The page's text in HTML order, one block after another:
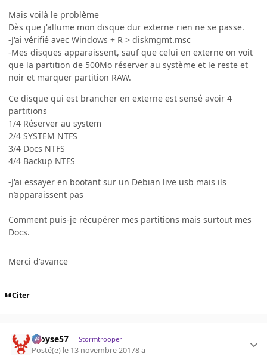
Mais voilà le problème
Dès que j'allume mon disque dur externe rien ne se passe.
-J'ai vérifié avec Windows + R > diskmgmt.msc
-Mes disques apparaissent, sauf que celui en externe on voit
que la partition de 500Mo réserver au système et le reste et
noir et marquer partition RAW.
Ce disque qui est brancher en externe est sensé avoir 4
partitions
1/4 Réserver au system
2/4 SYSTEM NTFS
3/4 Docs NTFS
4/4 Backup NTFS
-J'ai essayer en bootant sur un Debian live usb mais ils
n’apparaissent pas
Comment puis-je récupérer mes partitions mais surtout mes
Docs.
Merci d'avance
Citer
Aloyse57 Stormtrooper
Posté(e) le 13 novembre 20178 a